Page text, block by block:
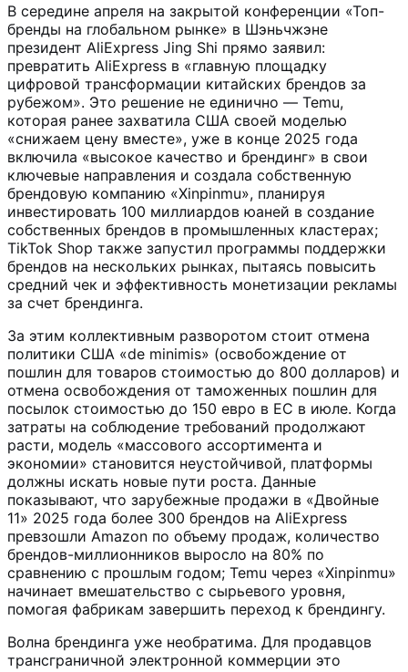
В середине апреля на закрытой конференции «Топ-
бренды на глобальном рынке» в Шэньчжэне
президент AliExpress Jing Shi прямо заявил:
превратить AliExpress в «главную площадку
цифровой трансформации китайских брендов за
рубежом». Это решение не единично — Temu,
которая ранее захватила США своей моделью
«снижаем цену вместе», уже в конце 2025 года
включила «высокое качество и брендинг» в свои
ключевые направления и создала собственную
брендовую компанию «Xinpinmu», планируя
инвестировать 100 миллиардов юаней в создание
собственных брендов в промышленных кластерах;
TikTok Shop также запустил программы поддержки
брендов на нескольких рынках, пытаясь повысить
средний чек и эффективность монетизации рекламы
за счет брендинга.
За этим коллективным разворотом стоит отмена
политики США «de minimis» (освобождение от
пошлин для товаров стоимостью до 800 долларов) и
отмена освобождения от таможенных пошлин для
посылок стоимостью до 150 евро в ЕС в июле. Когда
затраты на соблюдение требований продолжают
расти, модель «массового ассортимента и
экономии» становится неустойчивой, платформы
должны искать новые пути роста. Данные
показывают, что зарубежные продажи в «Двойные
11» 2025 года более 300 брендов на AliExpress
превзошли Amazon по объему продаж, количество
брендов-миллионников выросло на 80% по
сравнению с прошлым годом; Temu через «Xinpinmu»
начинает вмешательство с сырьевого уровня,
помогая фабрикам завершить переход к брендингу.
Волна брендинга уже необратима. Для продавцов
трансграничной электронной коммерции это